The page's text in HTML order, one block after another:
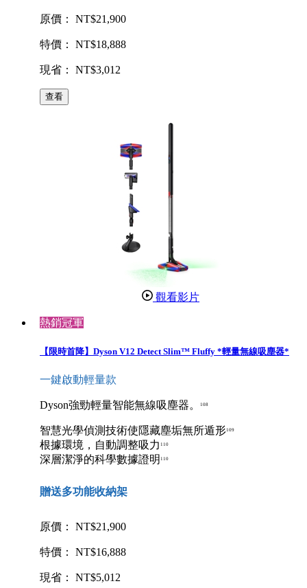
原價： NT$21,900
特價： NT$18,888
現省： NT$3,012
查看
觀看影片
熱銷冠軍
【限時首降】Dyson V12 Detect Slim™ Fluffy *輕量無線吸塵器*
一鍵啟動輕量款
Dyson強勁輕量智能無線吸塵器。 108
智慧光學偵測技術使隱藏塵垢無所遁形109
根據環境，自動調整吸力 110
深層潔淨的科學數據證明 110
贈送多功能收納架
原價： NT$21,900
特價： NT$16,888
現省： NT$5,012